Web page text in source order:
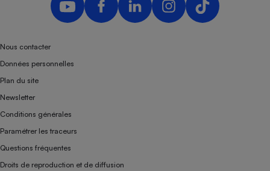
Nous contacter
Données personnelles
Plan du site
Newsletter
Conditions générales
Paramétrer les traceurs
Questions fréquentes
Droits de reproduction et de diffusion